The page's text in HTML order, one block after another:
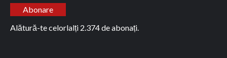
Abonare
Alătură-te celorlalți 2.374 de abonați.